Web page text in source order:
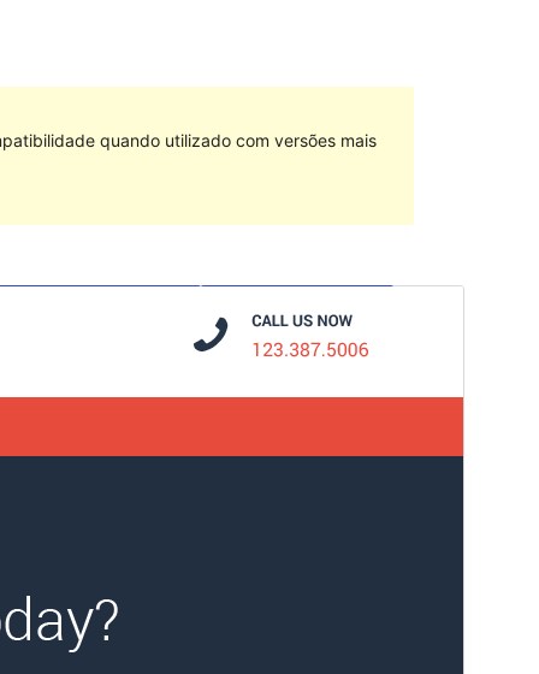
quando utilizado com versões mais
Descarregar
do WordPress
5.0